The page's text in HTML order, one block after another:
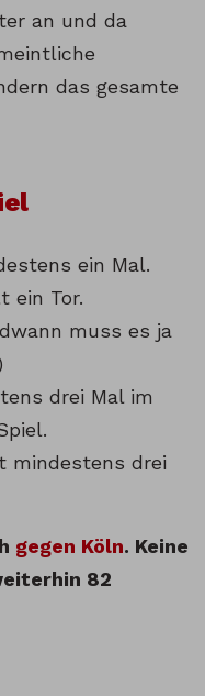
an und da
das gesamte
ein Mal.
ein Tor.
muss es ja
drei Mal im
mindestens drei
gegen Köln. Keine
82